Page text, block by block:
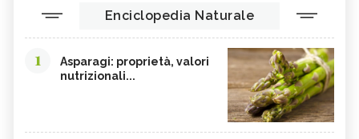
Enciclopedia Naturale
1
Asparagi: proprietà, valori
nutrizionali...